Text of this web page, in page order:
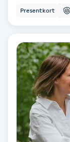
IPL
Japansk
K18
Presentkort